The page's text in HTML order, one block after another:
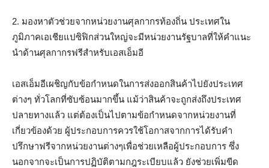
2. มองหาตัวช่วยจากหน่วยงานศุลกากรท้องถิ่น ประเทศใน
ภูมิภาคเอเชียแปซิฟิกส่วนใหญ่จะมีหน่วยงานรัฐบาลที่ให้คําแนะ
นําด้านศุลกากรฟรีสำหรับเอสเอ็มอี
เอสเอ็มอีเผชิญกับข้อกําหนดในการส่งออกสินค้าไปยังประเทศ
ต่างๆ ทั่วโลกที่ซับซ้อนมากขึ้น แม้ว่าสินค้าจะถูกส่งถึงประเทศ
ปลายทางแล้ว แต่ต้องเป็นไปตามข้อกําหนดจากหน่วยงานที่
เกี่ยวข้องด้วย ผู้ประกอบการควรใช้โอกาสจากการได้รับคำ
ปรึกษาฟรีจากหน่วยงานต่างๆเพื่อช่วยเหลือผู้ประกอบการ ซึ่ง
นอกจากจะเป็นการปฏิบัติตามกฎระเบียบแล้ว ยังช่วยเพิ่มขีด